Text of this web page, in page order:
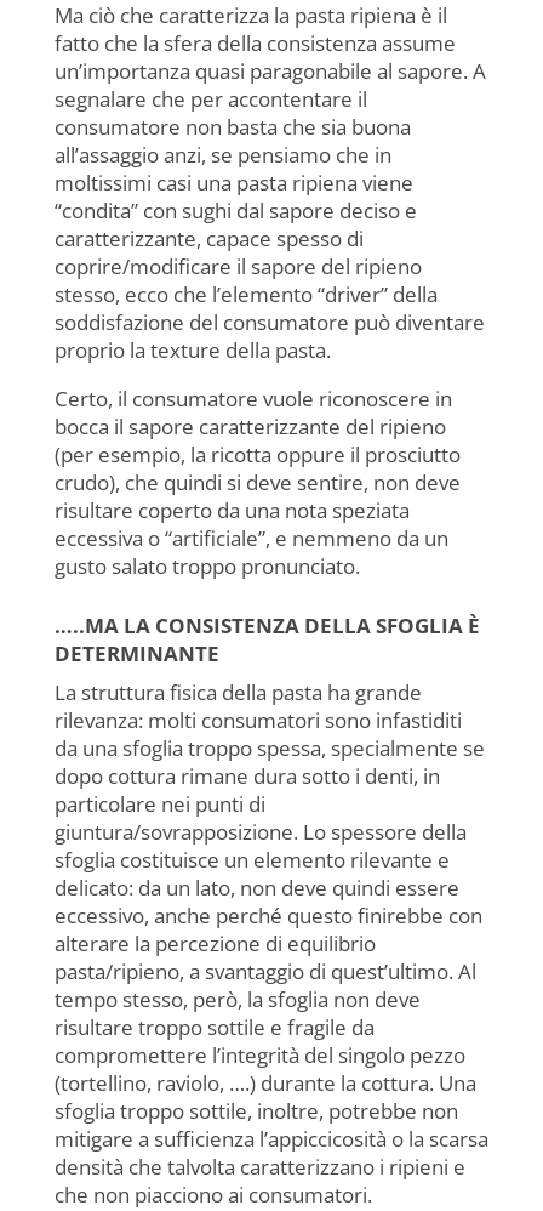
Ma ciò che caratterizza la pasta ripiena è il
fatto che la sfera della consistenza assume
un’importanza quasi paragonabile al sapore. A
segnalare che per accontentare il
consumatore non basta che sia buona
all’assaggio anzi, se pensiamo che in
moltissimi casi una pasta ripiena viene
“condita” con sughi dal sapore deciso e
caratterizzante, capace spesso di
coprire/modificare il sapore del ripieno
stesso, ecco che l’elemento “driver” della
soddisfazione del consumatore può diventare
proprio la texture della pasta.
Certo, il consumatore vuole riconoscere in
bocca il sapore caratterizzante del ripieno
(per esempio, la ricotta oppure il prosciutto
crudo), che quindi si deve sentire, non deve
risultare coperto da una nota speziata
eccessiva o “artificiale”, e nemmeno da un
gusto salato troppo pronunciato.
…..MA LA CONSISTENZA DELLA SFOGLIA È
DETERMINANTE
La struttura fisica della pasta ha grande
rilevanza: molti consumatori sono infastiditi
da una sfoglia troppo spessa, specialmente se
dopo cottura rimane dura sotto i denti, in
particolare nei punti di
giuntura/sovrapposizione. Lo spessore della
sfoglia costituisce un elemento rilevante e
delicato: da un lato, non deve quindi essere
eccessivo, anche perché questo finirebbe con
alterare la percezione di equilibrio
pasta/ripieno, a svantaggio di quest’ultimo. Al
tempo stesso, però, la sfoglia non deve
risultare troppo sottile e fragile da
compromettere l’integrità del singolo pezzo
(tortellino, raviolo, ….) durante la cottura. Una
sfoglia troppo sottile, inoltre, potrebbe non
mitigare a sufficienza l’appiccicosità o la scarsa
densità che talvolta caratterizzano i ripieni e
che non piacciono ai consumatori.